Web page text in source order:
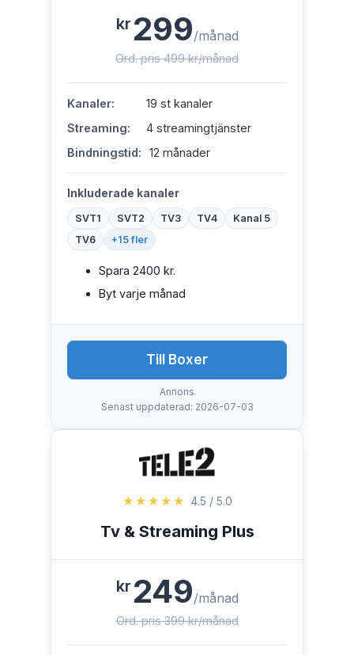
kr 299/månad
Ord. pris 499 kr/månad
Kanaler:
19 st kanaler
Streaming:
4 streamingtjänster
Bindningstid:
12 månader
Inkluderade kanaler
SVT1 SVT2 TV3 TV4
Kanal 5
TV6
+15 fler
Spara 2400 kr.
Byt varje månad
Till Boxer
Annons
Senast uppdaterad: 2026-07-03
★★★★★ 4.5 / 5.0
Tv & Streaming Plus
kr 249/månad
Ord. pris 399 kr/månad